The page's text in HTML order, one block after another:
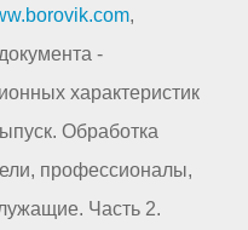
,
-
характеристик
Обработка
профессионалы,
Часть 2.